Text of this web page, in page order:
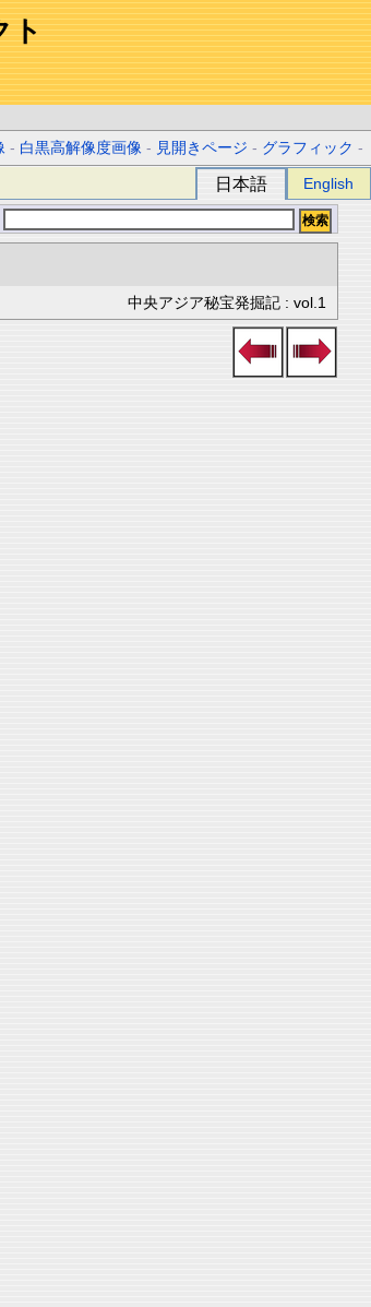
ト
- 白黒高解像度画像 - 見開きページ - グラフィック -
日本語 English
中央アジア秘宝発掘記 : vol.1